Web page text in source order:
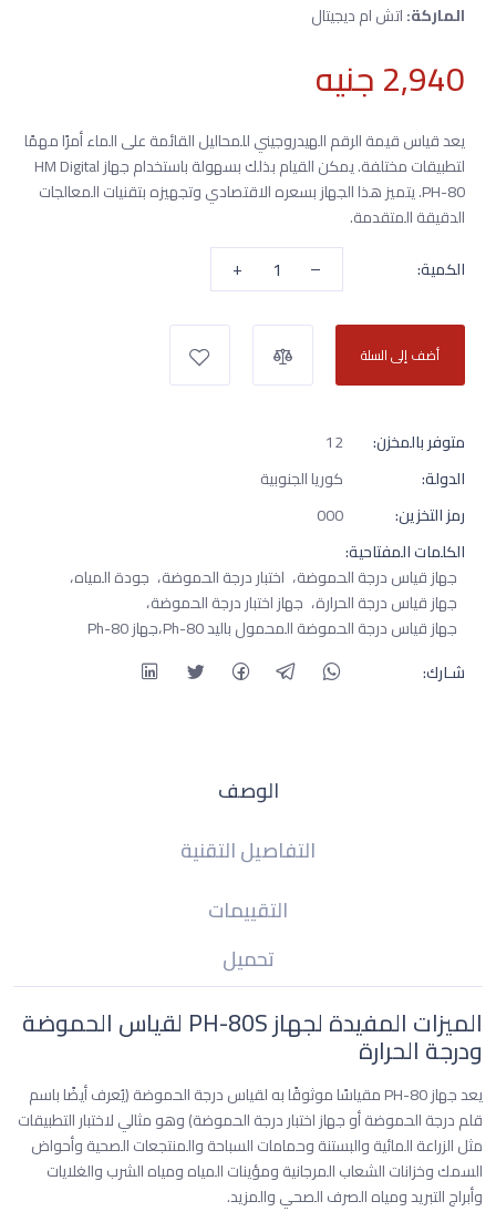
الماركة:اتش ام ديجيتال
2,940 جنيه
يعد قياس قيمة الرقم الهيدروجيني للمحاليل القائمة على الماء أمرًا مهمًا
لتطبيقات مختلفة. يمكن القيام بذلك بسهولة باستخدام جهاز HM Digital
PH-80. يتميز هذا الجهاز بسعره الاقتصادي وتجهيزه بتقنيات المعالجات
الدقيقة المتقدمة.
الكمية:
–
+
أضف إلى السلة
متوفر بالمخزن:
12
الدولة:
كوريا الجنوبية
رمز التخزين:
000
الكلمات المفتاحية:
جهاز قياس درجة الحموضة اختبار درجة الحموضة جودة المياه
جهاز قياس درجة الحرارة جهاز اختبار درجة الحموضة
جهاز قياس درجة الحموضة المحمول باليد Ph-80
جهاز Ph-80
شـارك:
الوصف
التفاصيل التقنية
التقييمات
تحميل
الميزات المفيدة لجهاز ​​​​​​​PH-80S لقياس الحموضة
ودرجة الحرارة
يعد جهاز PH-80 مقياسًا موثوقًا به لقياس درجة الحموضة (يُعرف أيضًا باسم
قلم درجة الحموضة أو جهاز اختبار درجة الحموضة) وهو مثالي لاختبار التطبيقات
مثل الزراعة المائية والبستنة وحمامات السباحة والمنتجعات الصحية وأحواض
السمك وخزانات الشعاب المرجانية ومؤينات المياه ومياه الشرب والغلايات
وأبراج التبريد ومياه الصرف الصحي والمزيد.